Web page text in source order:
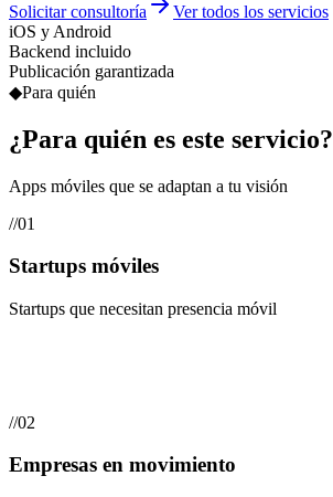
Solicitar consultoría
Ver todos los servicios
iOS y Android
Backend incluido
Publicación garantizada
◆Para quién
¿Para quién es este servicio?
Apps móviles que se adaptan a tu visión
//01
Startups móviles
Startups que necesitan presencia móvil
//02
Empresas en movimiento